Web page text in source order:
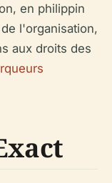
en philippin
l'organisation,
aux droits des